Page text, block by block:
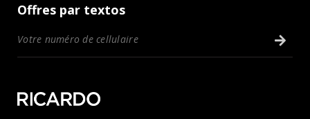
Offres par textos